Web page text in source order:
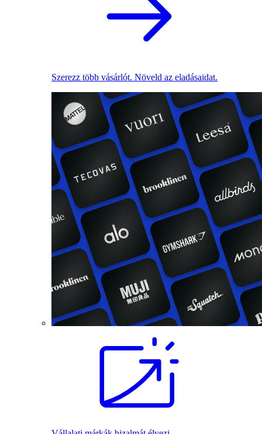
Szerezz több vásárlót. Növeld az eladásaidat.